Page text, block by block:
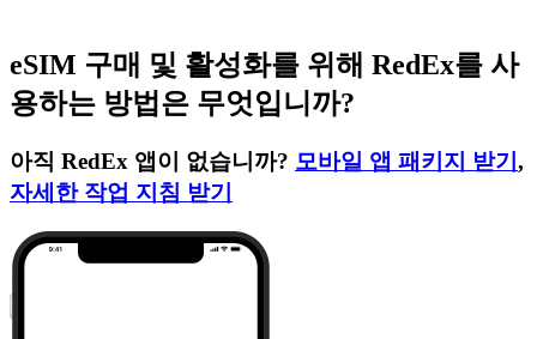
eSIM 구매 및 활성화를 위해 RedEx를 사
용하는 방법은 무엇입니까?
아직 RedEx 앱이 없습니까? 모바일 앱 패키지 받기 ,
자세한 작업 지침 받기